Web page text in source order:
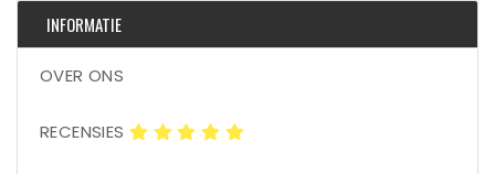
INFORMATIE
OVER ONS
RECENSIES